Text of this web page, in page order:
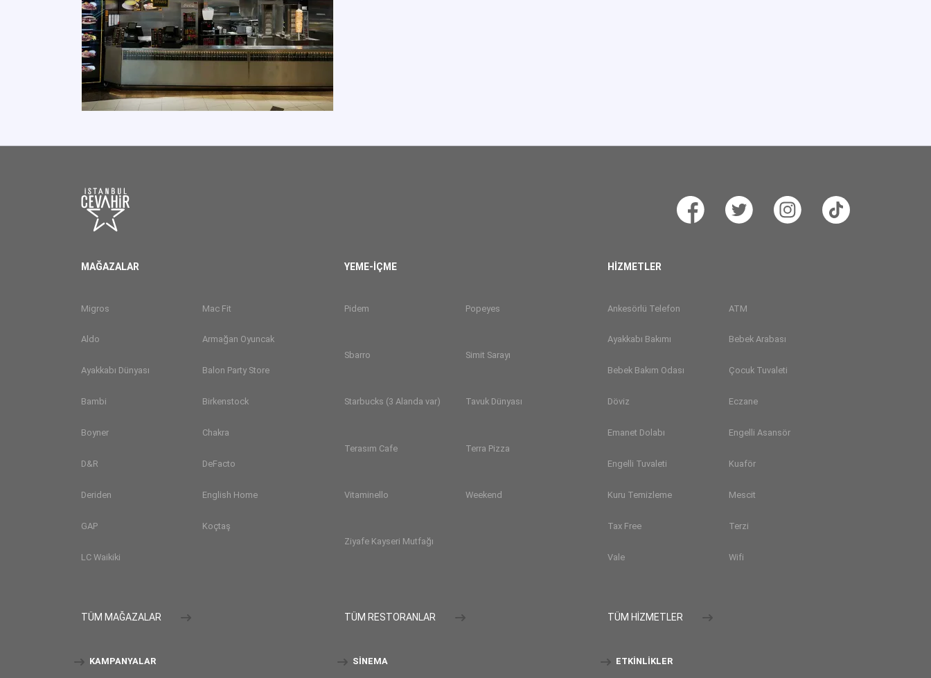
MAĞAZALAR
Migros Mac Fit
Aldo Armağan Oyuncak
Ayakkabı Dünyası Balon Party Store
Bambi Birkenstock
Boyner Chakra
D&R DeFacto
Deriden English Home
GAP Koçtaş
LC Waikiki
TÜM MAĞAZALAR
YEME-İÇME
Pidem Popeyes
Sbarro Simit Sarayı
Starbucks (3 Alanda var) Tavuk Dünyası
Terasım Cafe Terra Pizza
Vitaminello Weekend
Ziyafe Kayseri Mutfağı
TÜM RESTORANLAR
HİZMETLER
Ankesörlü Telefon ATM
Ayakkabı Bakımı Bebek Arabası
Bebek Bakım Odası Çocuk Tuvaleti
Döviz Eczane
Emanet Dolabı Engelli Asansör
Engelli Tuvaleti Kuaför
Kuru Temizleme Mescit
Tax Free Terzi
Vale Wifi
TÜM HİZMETLER
KAMPANYALAR SINEMA ETKINLIKLER